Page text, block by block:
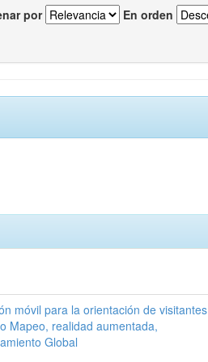
por En orden
móvil para la orientación de visitantes
Mapeo, realidad aumentada,
Global